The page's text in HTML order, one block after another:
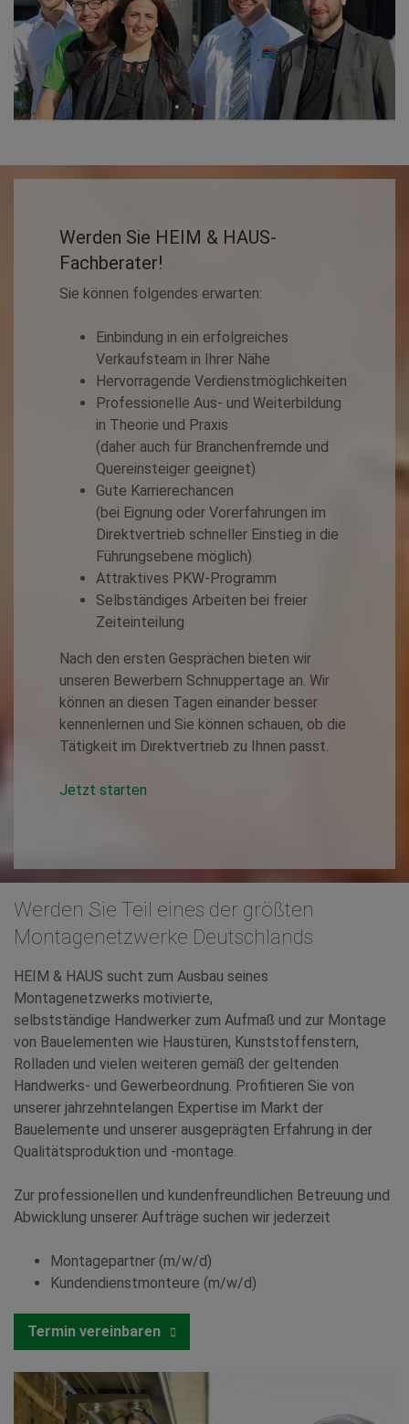
Werden Sie HEIM & HAUS-
Fachberater!
Sie können folgendes erwarten:
Einbindung in ein erfolgreiches
Verkaufsteam in Ihrer Nähe
Hervorragende Verdienstmöglichkeiten
Professionelle Aus- und Weiterbildung
in Theorie und Praxis
(daher auch für Branchenfremde und
Quereinsteiger geeignet)
Gute Karrierechancen
(bei Eignung oder Vorerfahrungen im
Direktvertrieb schneller Einstieg in die
Führungsebene möglich)
Attraktives PKW-Programm
Selbständiges Arbeiten bei freier
Zeiteinteilung
Nach den ersten Gesprächen bieten wir
unseren Bewerbern Schnuppertage an. Wir
können an diesen Tagen einander besser
kennenlernen und Sie können schauen, ob die
Tätigkeit im Direktvertrieb zu Ihnen passt.
Jetzt starten
Werden Sie Teil eines der größten
Montagenetzwerke Deutschlands
HEIM & HAUS sucht zum Ausbau seines
Montagenetzwerks motivierte,
selbstständige Handwerker zum Aufmaß und zur Montage
von Bauelementen wie Haustüren, Kunststoffenstern,
Rolladen und vielen weiteren gemäß der geltenden
Handwerks- und Gewerbeordnung. Profitieren Sie von
unserer jahrzehntelangen Expertise im Markt der
Bauelemente und unserer ausgeprägten Erfahrung in der
Qualitätsproduktion und -montage.
Zur professionellen und kundenfreundlichen Betreuung und
Abwicklung unserer Aufträge suchen wir jederzeit
Montagepartner (m/w/d)
Kundendienstmonteure (m/w/d)
Termin vereinbaren